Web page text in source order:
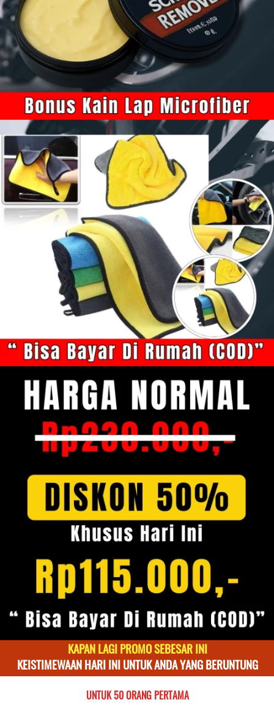
KAPAN LAGI PROMO SEBESAR INI
KEISTIMEWAAN HARI INI UNTUK ANDA YANG BERUNTUNG
UNTUK 50 ORANG PERTAMA